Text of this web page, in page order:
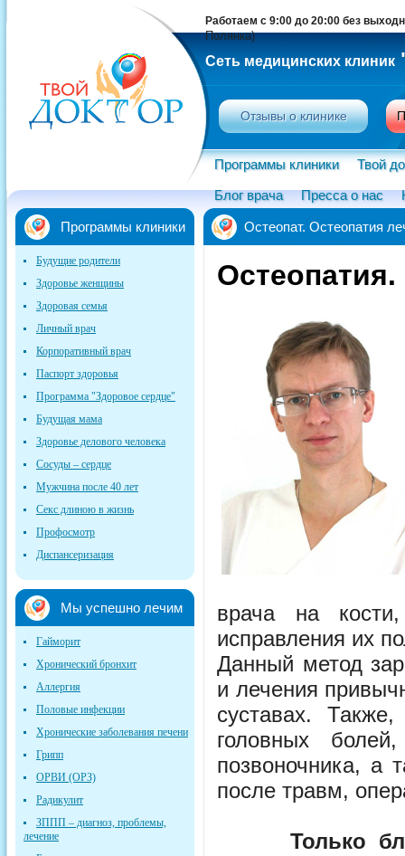
Работаем с 9:00 до 20:00 без
Полянка)
Сеть медицинских клиник
Отзывы о клинике
Программы клиники
Твой
Блог врача
Пресса о нас
Остеопат. Остеопатия
Остеопатия.
врача на
исправления их
Данный метод
и лечения
суставах.
головных
позвоночника, а
после травм,
Только
Программы клиники
Будущие родители
Здоровье женщины
Здоровая семья
Личный врач
Корпоративный врач
Паспорт здоровья
Программа "Здоровое сердце"
Будущая мама
Здоровье делового человека
Сосуды – сердце
Мужчина после 40 лет
Секс длиною в жизнь
Профосмотр
Диспансеризация
Мы успешно лечим
Гайморит
Хронический бронхит
Аллергия
Половые инфекции
Хронические заболевания печени
Грипп
ОРВИ (ОРЗ)
Радикулит
ЗППП – диагноз, проблемы,
лечение